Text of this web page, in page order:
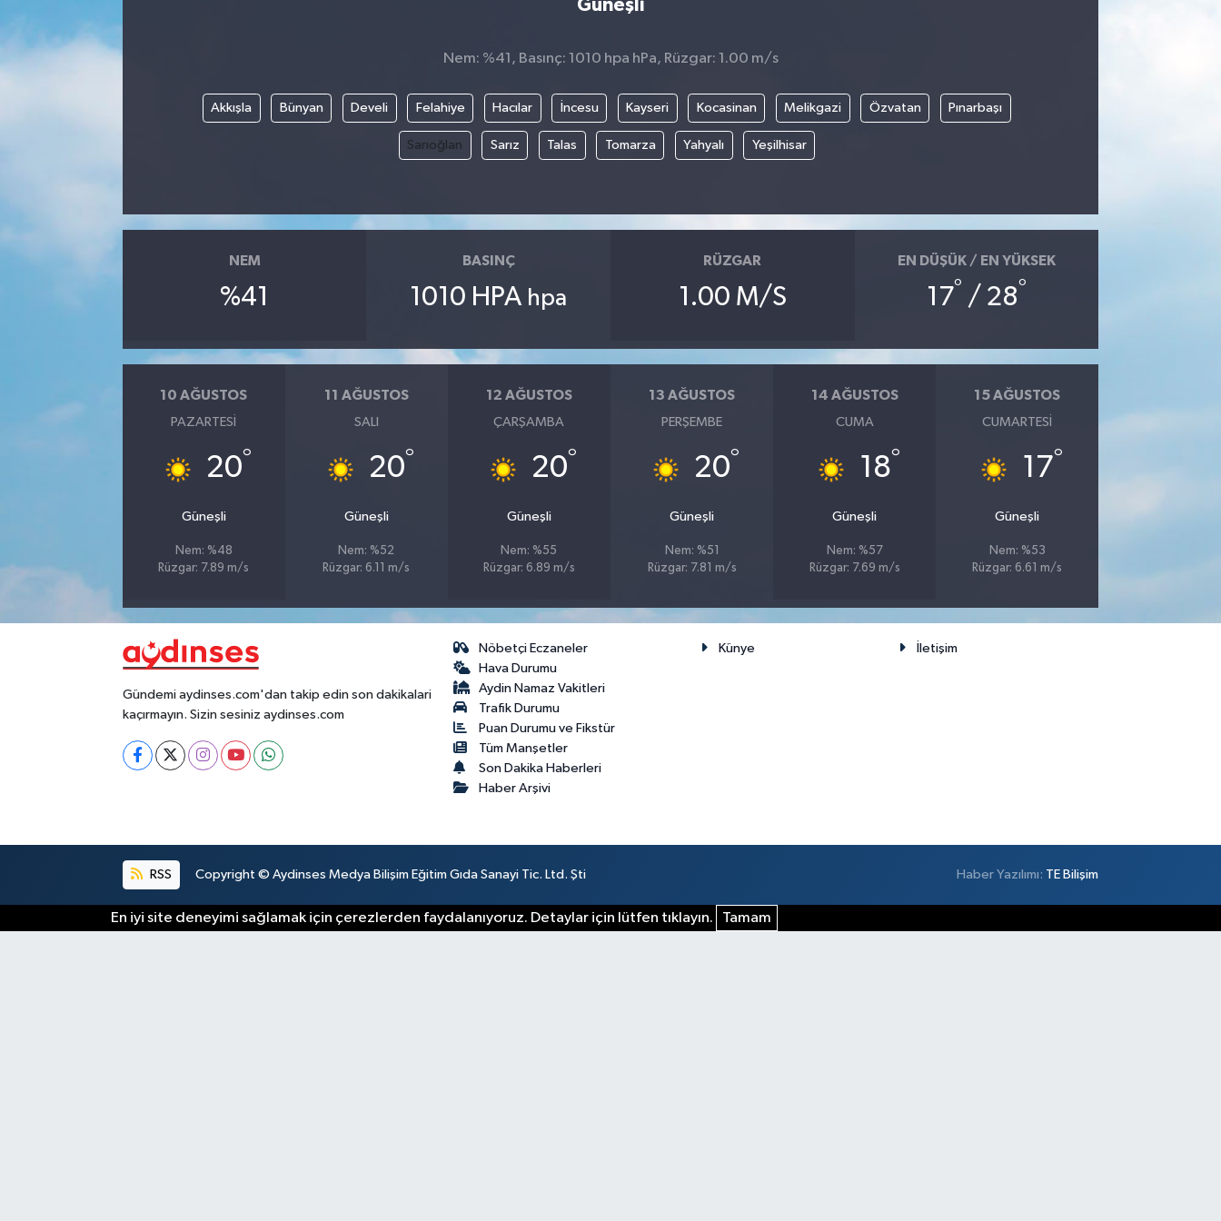
Güneşli
Nem: %41, Basınç: 1010 hpa hPa, Rüzgar: 1.00 m/s
Akkışla Bünyan Develi Felahiye Hacılar İncesu Kayseri Kocasinan Melikgazi Özvatan Pınarbaşı
Sarıoğlan Sarız Talas Tomarza Yahyalı Yeşilhisar
NEM
%41
BASINÇ
1010 HPA hpa
RÜZGAR
1.00 M/S
EN DÜŞÜK / EN YÜKSEK
17° / 28°
10 AĞUSTOS
PAZARTESI
20°
Güneşli
Nem: %48
Rüzgar: 7.89 m/s
11 AĞUSTOS
SALI
20°
Güneşli
Nem: %52
Rüzgar: 6.11 m/s
12 AĞUSTOS
ÇARŞAMBA
20°
Güneşli
Nem: %55
Rüzgar: 6.89 m/s
13 AĞUSTOS
PERŞEMBE
20°
Güneşli
Nem: %51
Rüzgar: 7.81 m/s
14 AĞUSTOS
CUMA
18°
Güneşli
Nem: %57
Rüzgar: 7.69 m/s
15 AĞUSTOS
CUMARTESI
17°
Güneşli
Nem: %53
Rüzgar: 6.61 m/s
Gündemi aydinses.com'dan takip edin son dakikalari
kaçırmayın. Sizin sesiniz aydinses.com
Nöbetçi Eczaneler
Hava Durumu
Aydin Namaz Vakitleri
Trafik Durumu
Puan Durumu ve Fikstür
Tüm Manşetler
Son Dakika Haberleri
Haber Arşivi
Künye İletişim
RSS Copyright © Aydinses Medya Bilişim Eğitim Gıda Sanayi Tic. Ltd. Şti Haber Yazılımı: TE Bilişim
En iyi site deneyimi sağlamak için çerezlerden faydalanıyoruz. Detaylar için lütfen tıklayın. Tamam